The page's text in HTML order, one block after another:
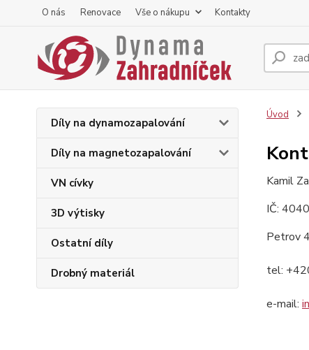
O nás Renovace Vše o nákupu Kontakty
Díly na dynamozapalování
Díly na magnetozapalování
VN cívky
3D výtisky
Ostatní díly
Drobný materiál
Úvod
Kamil
IČ:
Petrov
tel:
e-mail: